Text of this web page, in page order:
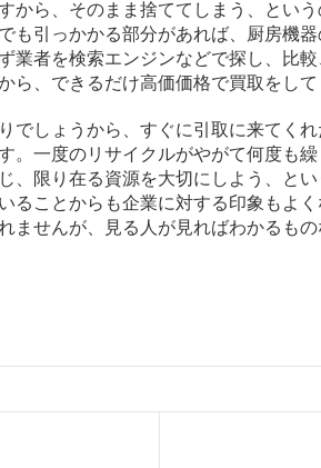
から、そのまま捨ててしまう、とい
も引っかかる部分があれば、厨房機
業者を検索エンジンなどで探し、比
ら、できるだけ高価価格で買取をして
でしょうから、すぐに引取に来てくれ
。一度のリサイクルがやがて何度も
、限り在る資源を大切にしよう、と
ることからも企業に対する印象もよ
ませんが、見る人が見ればわかるもの